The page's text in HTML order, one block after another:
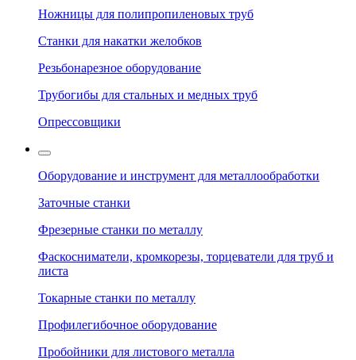
Ножницы для полипропиленовых труб
Станки для накатки желобков
Резьбонарезное оборудование
Трубогибы для стальных и медных труб
Опрессовщики
Оборудование и инструмент для металлообработки
Заточные станки
Фрезерные станки по металлу
Фаскосниматели, кромкорезы, торцеватели для труб и
листа
Токарные станки по металлу
Профилегибочное оборудование
Пробойники для листового металла